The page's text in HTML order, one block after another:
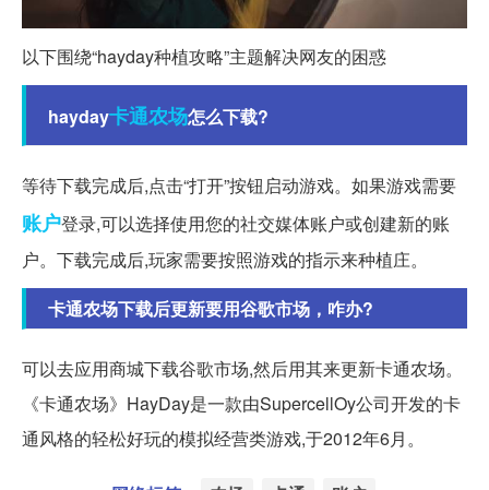
以下围绕“hayday种植攻略”主题解决网友的困惑
hayday卡通农场怎么下载?
等待下载完成后,点击“打开”按钮启动游戏。如果游戏需要
账户登录,可以选择使用您的社交媒体账户或创建新的账
户。下载完成后,玩家需要按照游戏的指示来种植庄。
卡通农场下载后更新要用谷歌市场，咋办?
可以去应用商城下载谷歌市场,然后用其来更新卡通农场。
《卡通农场》HayDay是一款由SupercellOy公司开发的卡
通风格的轻松好玩的模拟经营类游戏,于2012年6月。